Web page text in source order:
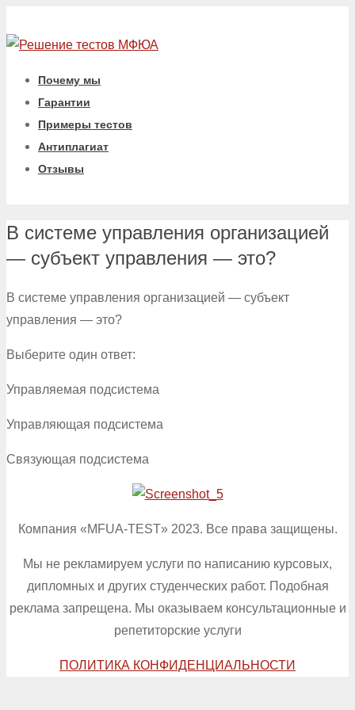
Почему мы
Гарантии
Примеры тестов
Антиплагиат
Отзывы
В системе управления организацией
— субъект управления — это?
В системе управления организацией — субъект
управления — это?
Выберите один ответ:
Управляемая подсистема
Управляющая подсистема
Связующая подсистема
Компания «MFUA-TEST» 2023. Все права защищены.
Мы не рекламируем услуги по написанию курсовых,
дипломных и других студенческих работ. Подобная
реклама запрещена. Мы оказываем консультационные и
репетиторские услуги
ПОЛИТИКА КОНФИДЕНЦИАЛЬНОСТИ